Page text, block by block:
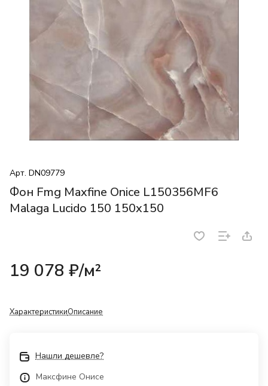
Арт. DN09779
Фон Fmg Maxfine Onice L150356MF6
Malaga Lucido 150 150x150
19 078 ₽/м²
ХарактеристикиОписание
Нашли дешевле?
Максфине Онисе